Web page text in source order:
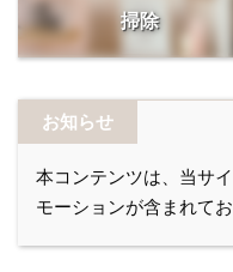
掃除
お知らせ
本コンテンツは、当サ
モーションが含まれてお